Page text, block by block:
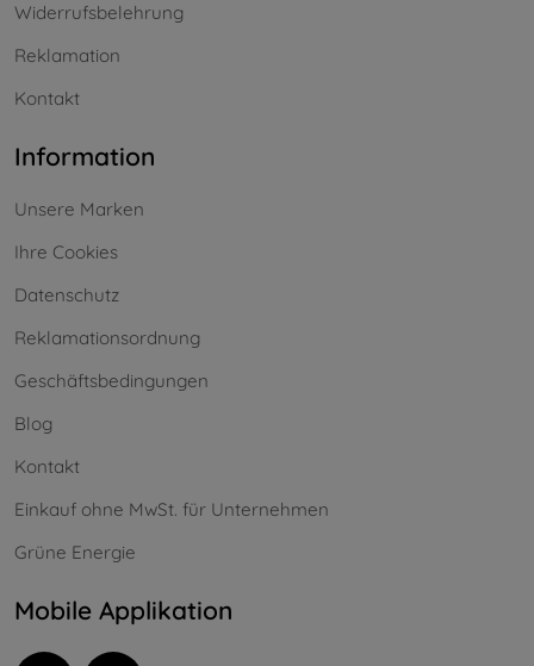
Widerrufsbelehrung
Reklamation
Kontakt
Information
Unsere Marken
Ihre Cookies
Datenschutz
Reklamationsordnung
Geschäftsbedingungen
Blog
Kontakt
Einkauf ohne MwSt. für Unternehmen
Grüne Energie
Mobile Applikation